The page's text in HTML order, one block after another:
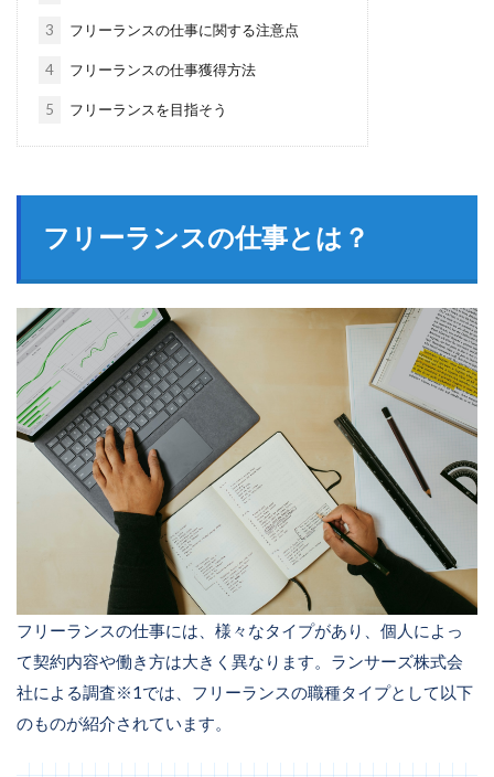
3 フリーランスの仕事に関する注意点
4 フリーランスの仕事獲得方法
5 フリーランスを目指そう
フリーランスの仕事とは？
フリーランスの仕事には、様々なタイプがあり、個人によっ
て契約内容や働き方は大きく異なります。ランサーズ株式会
社による調査※1では、フリーランスの職種タイプとして以下
のものが紹介されています。